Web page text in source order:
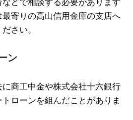
どで相談する必要があります
寄りの高山信用金庫の支店へ
さい。
ン
商工中金や株式会社十六銀行
ローンを組んだことがありま